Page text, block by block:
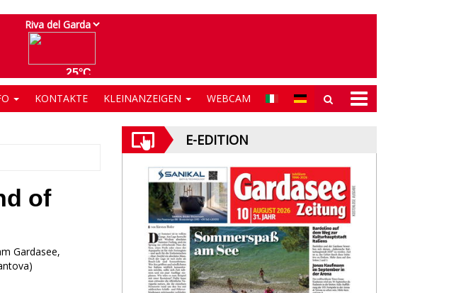
KONTAKTE KLEINANZEIGEN WEBCAM
of
Gardasee,
E-EDITION